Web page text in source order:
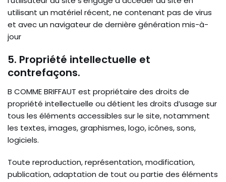
utilisant un matériel récent, ne contenant pas de virus
et avec un navigateur de dernière génération mis-à-
jour
5. Propriété intellectuelle et
contrefaçons.
B COMME BRIFFAUT est propriétaire des droits de
propriété intellectuelle ou détient les droits d’usage sur
tous les éléments accessibles sur le site, notamment
les textes, images, graphismes, logo, icônes, sons,
logiciels.
Toute reproduction, représentation, modification,
publication, adaptation de tout ou partie des éléments